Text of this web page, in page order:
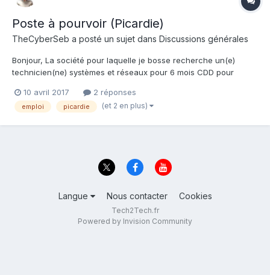
Poste à pourvoir (Picardie)
TheCyberSeb a posté un sujet dans Discussions générales
Bonjour, La société pour laquelle je bosse recherche un(e)
technicien(ne) systèmes et réseaux pour 6 mois CDD pour
maternité. Le poste est à pourvoir en Picardie - (Hauts de
France) - Somme - à côté d'Amiens...
10 avril 2017 2 réponses
emploi picardie (et 2 en plus)
Langue Nous contacter Cookies
Tech2Tech.fr
Powered by Invision Community